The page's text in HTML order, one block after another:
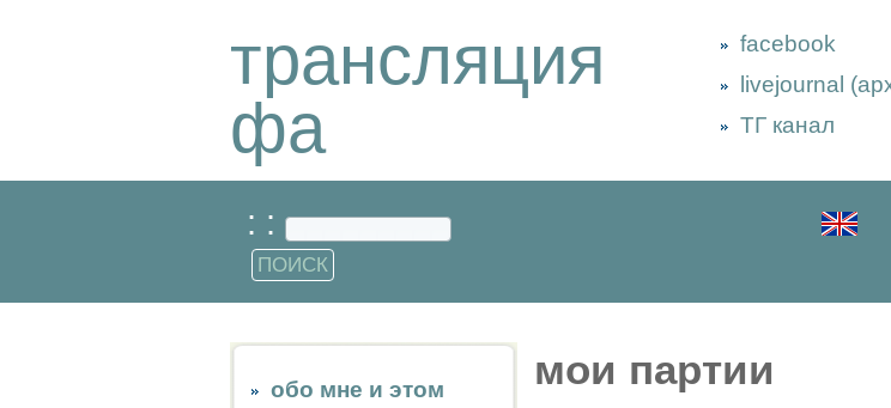
трансляция
фа
facebook
livejournal
ТГ канал
: :
обо мне и этом
мои партии